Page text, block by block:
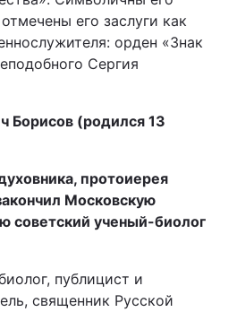
его заслуги как
орден «Знак
Сергия
Борисов (родился 13
протоиерея
Московскую
советский ученый-биолог
публицист и
священник Русской